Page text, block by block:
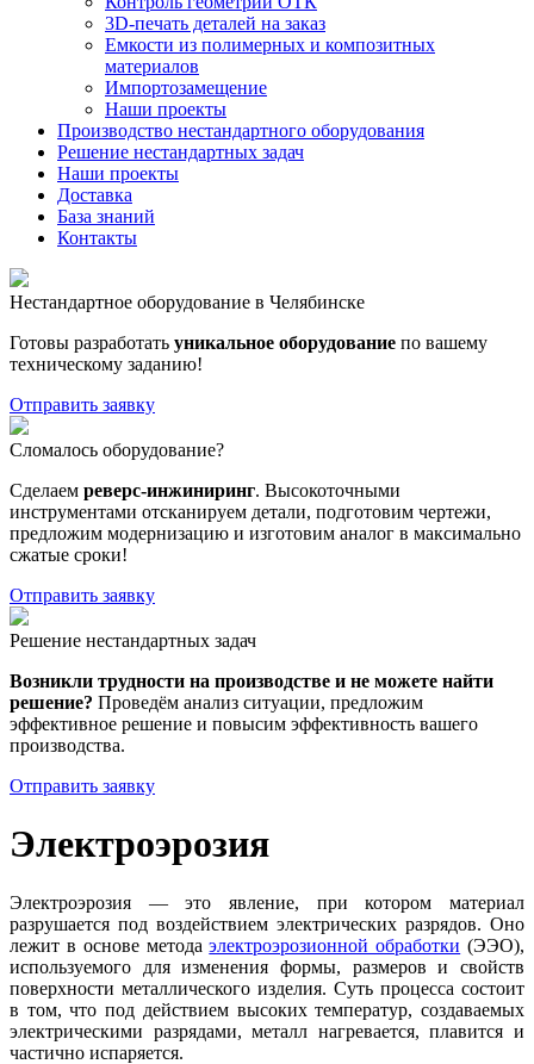
3D-печать деталей на заказ
Емкости из полимерных и композитных
материалов
Импортозамещение
Наши проекты
Производство нестандартного оборудования
Решение нестандартных задач
Наши проекты
Доставка
База знаний
Контакты
Нестандартное оборудование в Челябинске
Готовы разработать уникальное оборудование по вашему
техническому заданию!
Отправить заявку
Сломалось оборудование?
Сделаем реверс-инжиниринг. Высокоточными
инструментами отсканируем детали, подготовим чертежи,
предложим модернизацию и изготовим аналог в максимально
сжатые сроки!
Отправить заявку
Решение нестандартных задач
Возникли трудности на производстве и не можете найти
решение? Проведём анализ ситуации, предложим
эффективное решение и повысим эффективность вашего
производства.
Отправить заявку
Электроэрозия
Электроэрозия — это явление, при котором материал
разрушается под воздействием электрических разрядов. Оно
лежит в основе методаэлектроэрозионной обработки (ЭЭО),
используемого для изменения формы, размеров и свойств
поверхности металлического изделия. Суть процесса состоит
в том, что под действием высоких температур, создаваемых
электрическими разрядами, металл нагревается, плавится и
частично испаряется.